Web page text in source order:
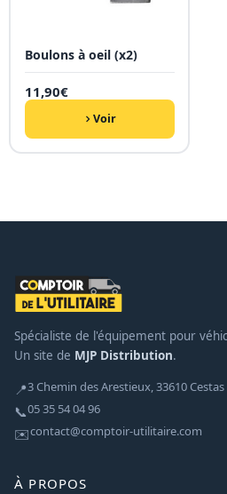
Boulons à oeil (x2)
11,90€
Voir
Spécialiste de l'équipement pour
Un site de MJP Distribution.
📍3 Chemin des Arestieux, 33610 Cestas
📞05 35 54 04 96
✉️contact@comptoir-utilitaire.com
À PROPOS